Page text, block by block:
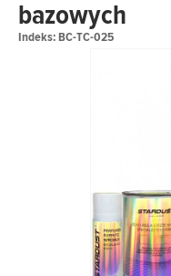
bazowych
Indeks:BC-TC-025